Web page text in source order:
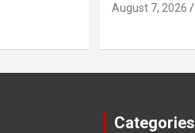
August 7, 2026
Categories